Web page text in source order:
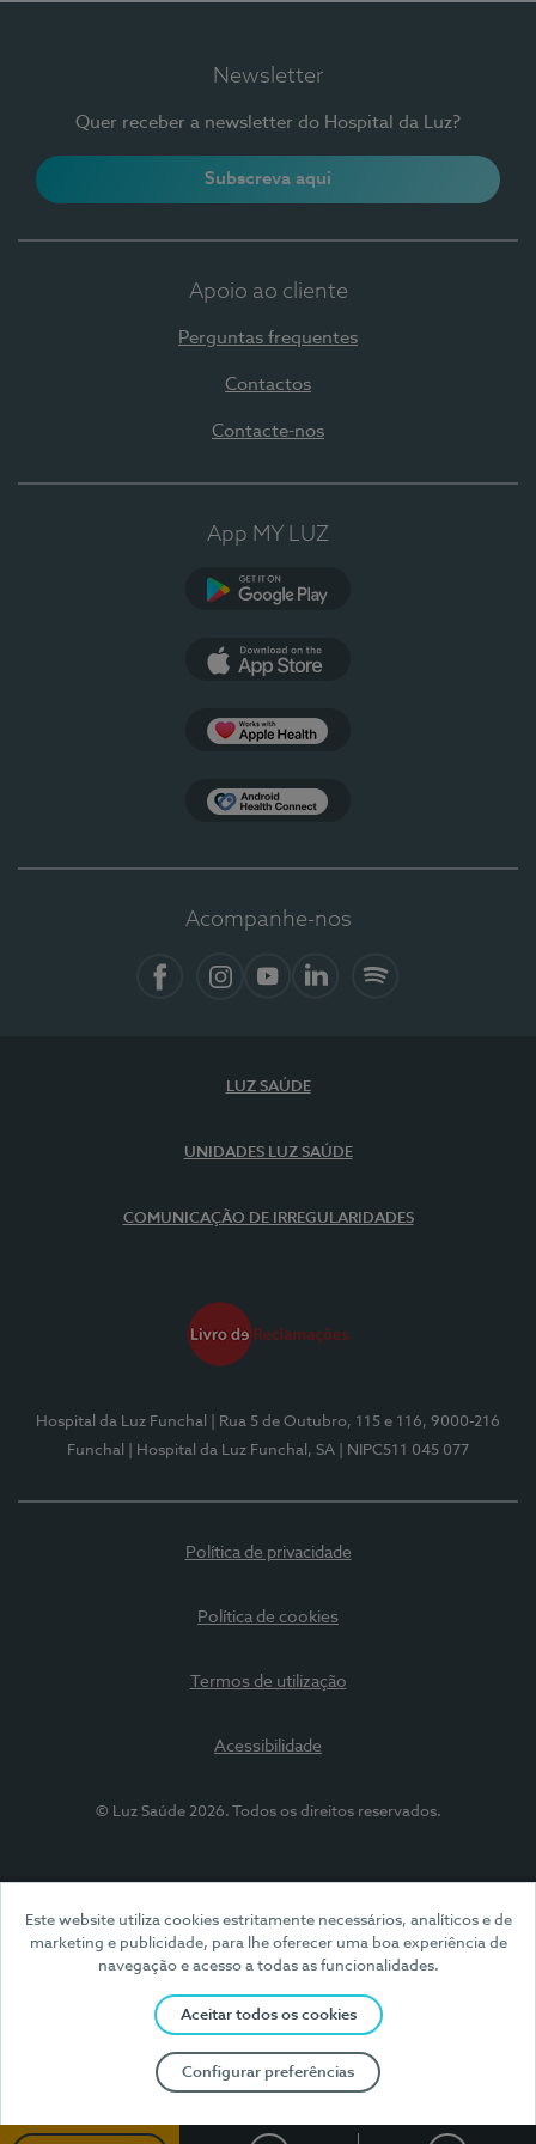
Este website utiliza cookies estritamente necessários, analíticos e de
marketing e publicidade, para lhe oferecer uma boa experiência de
navegação e acesso a todas as funcionalidades.
Aceitar todos os cookies
Configurar preferências
Newsletter
Quer receber a newsletter do Hospital da Luz?
Subscreva aqui
Apoio ao cliente
Perguntas frequentes
Contactos
Contacte-nos
App MY LUZ
Acompanhe-nos
LUZ SAÚDE
UNIDADES LUZ SAÚDE
COMUNICAÇÃO DE IRREGULARIDADES
Hospital da Luz Funchal
| Rua 5 de Outubro, 115 e 116, 9000-216
Funchal
| Hospital da Luz Funchal, SA | NIPC511 045 077
Política de privacidade
Política de cookies
Termos de utilização
Acessibilidade
© Luz Saúde 2026. Todos os direitos reservados.